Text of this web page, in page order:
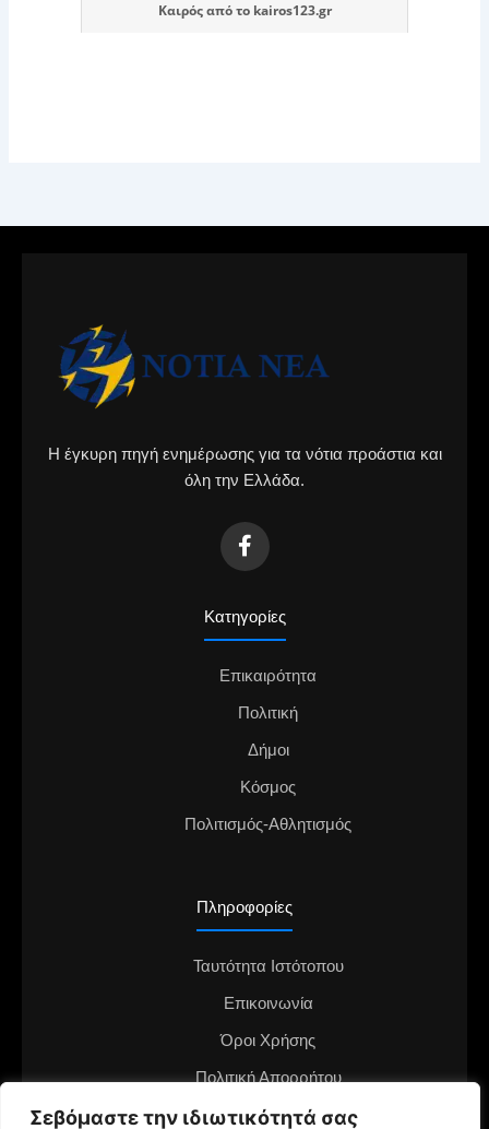
Σεβόμαστε την ιδιωτικότητά σας
Καιρόςαπό το kairos123.gr
Η έγκυρη πηγή ενημέρωσης για τα νότια προάστια και
όλη την Ελλάδα.
Κατηγορίες
Επικαιρότητα
Πολιτική
Δήμοι
Κόσμος
Πολιτισμός-Αθλητισμός
Πληροφορίες
Ταυτότητα Ιστότοπου
Επικοινωνία
Όροι Χρήσης
Πολιτική Απορρήτου
Διαφημιστείτε στο notianea.gr